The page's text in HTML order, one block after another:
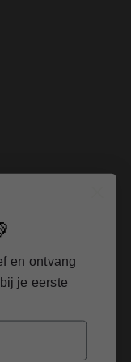
in je
en ontvang
bij je eerste